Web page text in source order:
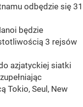
odbędzie się 31
będzie
3 rejsów
azjatyckiej siatki
Tokio, Seul, New